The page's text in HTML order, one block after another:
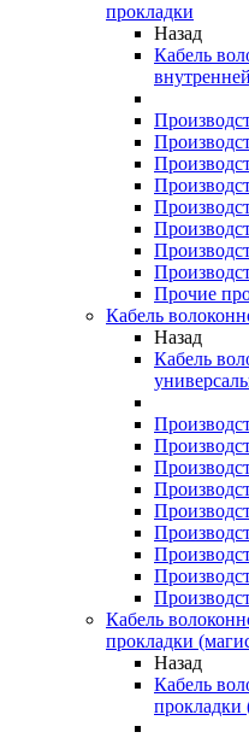
прокладки
Назад
Кабель
Прочие
Кабель
Назад
Кабель
Кабель
прокладки
Назад
Кабель
прокладки